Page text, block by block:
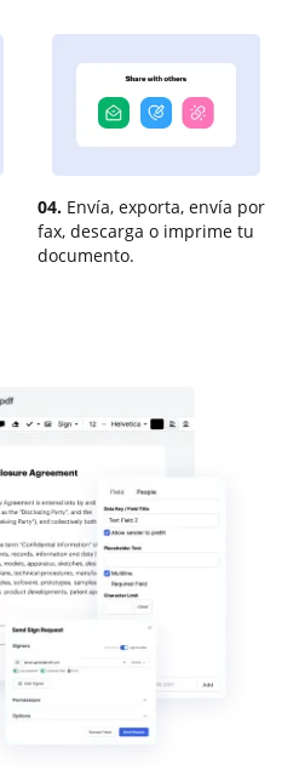
04. Envía, exporta, envía por
fax, descarga o imprime tu
documento.